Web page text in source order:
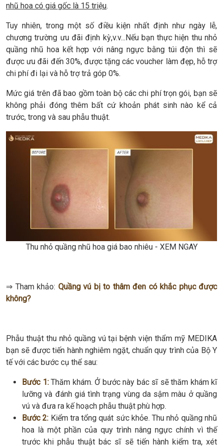
nhũ hoa có giá gốc là 15 triệu.
Tuy nhiên, trong một số điều kiện nhất định như ngày lễ,
chương trường ưu đãi định kỳ,v.v...Nếu bạn thực hiện thu nhỏ
quầng nhũ hoa kết hợp với nâng ngực bằng túi độn thì sẽ
được ưu đãi đến 30%, được tặng các voucher làm đẹp, hỗ trợ
chi phí đi lại và hỗ trợ trả góp 0%.
Mức giá trên đã bao gồm toàn bộ các chi phí trọn gói, bạn sẽ
không phải đóng thêm bất cứ khoản phát sinh nào kể cả
trước, trong và sau phẫu thuật.
Thu nhỏ quầng nhũ hoa giá bao nhiêu - XEM NGAY
⇒ Tham khảo: Quầng vú bị to thâm đen có khắc phục được
không?
Phẫu thuật thu nhỏ quầng vú tại bệnh viện thẩm mỹ MEDIKA
bạn sẽ được tiến hành nghiêm ngặt, chuẩn quy trình của Bộ Y
tế với các bước cụ thể sau:
Bước 1:Thăm khám. Ở bước này bác sĩ sẽ thăm khám kĩ
lưỡng và đánh giá tình trạng vùng da sậm màu ở quầng
vú và đưa ra kế hoạch phẫu thuật phù hợp.
Bước 2: Kiểm tra tổng quát sức khỏe. Thu nhỏ quầng nhũ
hoa là một phần của quy trình nâng ngực chính vì thế
trước khi phẫu thuật bác sĩ sẽ tiến hành kiểm tra, xét